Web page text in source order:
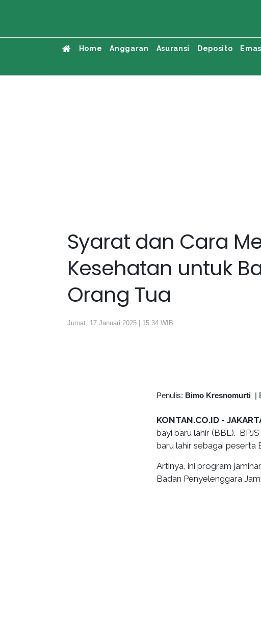
Home Anggaran Asuransi Deposito Emas
Syarat dan Cara
Kesehatan untuk
Orang Tua
Jumat, 17 Januari 2025 | 15:34 WIB
Penulis: Bimo Kresnomurti |
KONTAN.CO.ID -
bayi baru lahir (BBL).
baru lahir sebagai peserta
Artinya, ini program
Badan Penyelenggara